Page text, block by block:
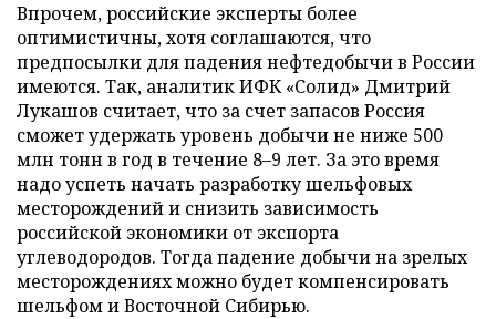
Впрочем, российские эксперты более
оптимистичны, хотя соглашаются, что
предпосылки для падения нефтедобычи в России
имеются. Так, аналитик ИФК «Солид» Дмитрий
Лукашов считает, что за счет запасов Россия
сможет удержать уровень добычи не ниже 500
млн тонн в год в течение 8–9 лет. За это время
надо успеть начать разработку шельфовых
месторождений и снизить зависимость
российской экономики от экспорта
углеводородов. Тогда падение добычи на зрелых
месторождениях можно будет компенсировать
шельфом и Восточной Сибирью.